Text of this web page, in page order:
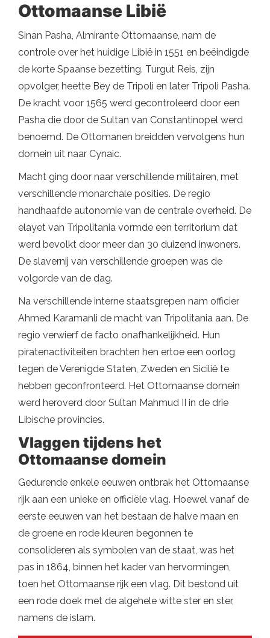
Ottomaanse Libië
Sinan Pasha, Almirante Ottomaanse, nam de
controle over het huidige Libië in 1551 en beëindigde
de korte Spaanse bezetting. Turgut Reis, zijn
opvolger, heette Bey de Tripoli en later Tripoli Pasha.
De kracht voor 1565 werd gecontroleerd door een
Pasha die door de Sultan van Constantinopel werd
benoemd. De Ottomanen breidden vervolgens hun
domein uit naar Cynaic.
Macht ging door naar verschillende militairen, met
verschillende monarchale posities. De regio
handhaafde autonomie van de centrale overheid. De
elayet van Tripolitania vormde een territorium dat
werd bevolkt door meer dan 30 duizend inwoners.
De slavernij van verschillende groepen was de
volgorde van de dag.
Na verschillende interne staatsgrepen nam officier
Ahmed Karamanli de macht van Tripolitania aan. De
regio verwierf de facto onafhankelijkheid. Hun
piratenactiviteiten brachten hen ertoe een oorlog
tegen de Verenigde Staten, Zweden en Sicilië te
hebben geconfronteerd. Het Ottomaanse domein
werd heroverd door Sultan Mahmud II in de drie
Libische provincies.
Vlaggen tijdens het
Ottomaanse domein
Gedurende enkele eeuwen ontbrak het Ottomaanse
rijk aan een unieke en officiële vlag. Hoewel vanaf de
eerste eeuwen van het bestaan ​​de halve maan en
de groene en rode kleuren begonnen te
consolideren als symbolen van de staat, was het
pas in 1864, binnen het kader van hervormingen,
toen het Ottomaanse rijk een vlag. Dit bestond uit
een rode doek met de algehele witte ster en ster,
namens de islam.